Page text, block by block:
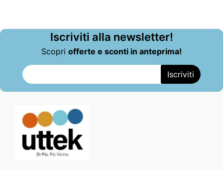
Iscriviti alla newsletter!
Scopri offerte e sconti in anteprima!